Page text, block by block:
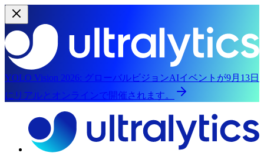
YOLO Vision 2026: グローバルビジョンAIイベントが9月13日
にリアルとオンラインで開催されます。